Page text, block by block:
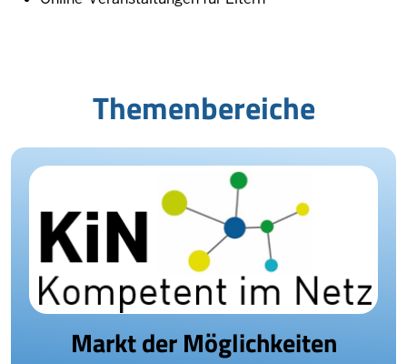
The­men­be­reiche
Markt der Mög­lich­keiten